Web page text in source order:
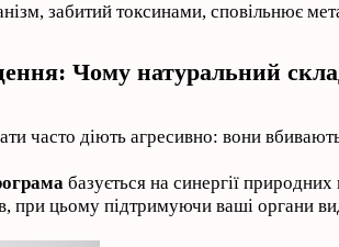
забитий токсинами, сповільнює
Чому натуральний
часто діють агресивно: вони
базується на синергії
при цьому підтримуючи ваші органи